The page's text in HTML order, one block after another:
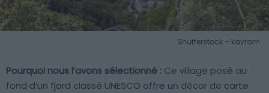
Shutterstock – kavram
Pourquoi nous l’avons sélectionné : Ce village posé au
fond d’un fjord classé UNESCO offre un décor de carte